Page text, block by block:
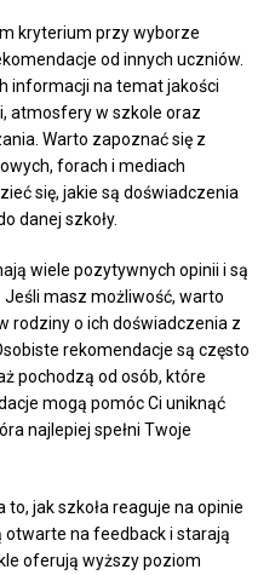
kryterium przy wyborze
od innych uczniów.
informacji na temat jakości
atmosfery w szkole oraz
Warto zapoznać się z
forach i mediach
się, jakie są doświadczenia
danej szkoły.
wiele pozytywnych opinii i są
masz możliwość, warto
rodziny o ich doświadczenia z
rekomendacje są często
pochodzą od osób, które
mogą pomóc Ci uniknąć
najlepiej spełni Twoje
jak szkoła reaguje na opinie
otwarte na feedback i starają
oferują wyższy poziom